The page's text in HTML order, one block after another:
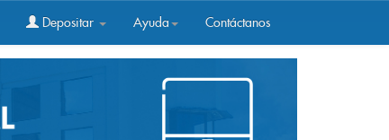
Depositar Ayuda Contáctanos